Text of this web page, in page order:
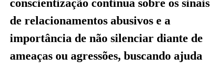
conscientização contínua sobre os sinais
de relacionamentos abusivos e a
importância de não silenciar diante de
ameaças ou agressões, buscando ajuda